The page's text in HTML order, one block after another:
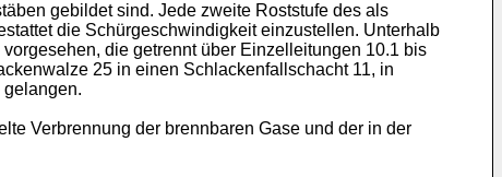
gebildet sind. Jede zweite Roststufe des als
die Schürgeschwindigkeit einzustellen. Unterhalb
die getrennt über Einzelleitungen 10.1 bis
25 in einen Schlackenfallschacht 11, in
Verbrennung der brennbaren Gase und der in der